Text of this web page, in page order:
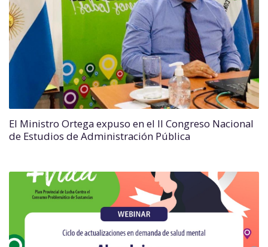
El Ministro Ortega expuso en el II Congreso Nacional
de Estudios de Administración Pública